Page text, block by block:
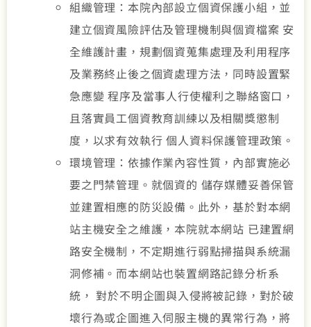
組織管理：本院內部設立個資保護小組，並
建立個資風險評估及管理機制與個資檔案 安
全維護計畫，規劃個資蒐集處理及利用程序
及業務終止後之個資處理方法，同時設置緊
急應變 程序及當事人行使權利之聯絡窗口，
且落實員工個資教育訓練以及相關獎懲制
度，以求有效執行 個人資料保護管理政策。
環境管理：依據作業內容性質，內部實施必
要之門禁管理。就個資的 儲存媒體妥善保管
並建置相應的防災設備。此外，基於對本網
站主機安全之維護，本院就本網站 已建置網
路安全機制，不定期進行弱點掃描與系統漏
洞修補。而本網站也裝置網路記錄分析系
統， 對於不明企圖與入侵將被記錄，對於破
壞行為或企圖進入伺服主機的異常行為，將